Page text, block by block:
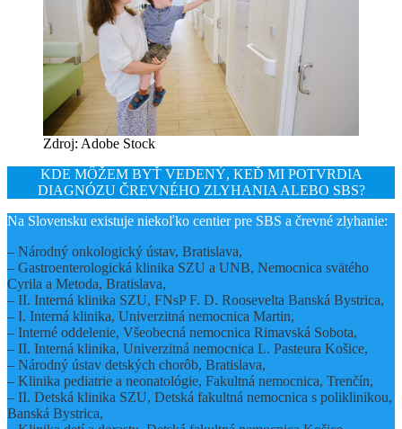
Zdroj: Adobe Stock
KDE MÔŽEM BYŤ VEDENÝ, KEĎ MI POTVRDIA
DIAGNÓZU ČREVNÉHO ZLYHANIA ALEBO SBS?
Na Slovensku existuje niekoľko centier pre SBS a črevné zlyhanie:
– Národný onkologický ústav, Bratislava,
– Gastroenterologická klinika SZU a UNB, Nemocnica svätého
Cyrila a Metoda, Bratislava,
– II. Interná klinika SZU, FNsP F. D. Roosevelta Banská Bystrica,
– I. Interná klinika, Univerzitná nemocnica Martin,
– Interné oddelenie, Všeobecná nemocnica Rimavská Sobota,
– II. Interná klinika, Univerzitná nemocnica L. Pasteura Košice,
– Národný ústav detských chorôb, Bratislava,
– Klinika pediatrie a neonatológie, Fakultná nemocnica, Trenčín,
– II. Detská klinika SZU, Detská fakultná nemocnica s poliklinikou,
Banská Bystrica,